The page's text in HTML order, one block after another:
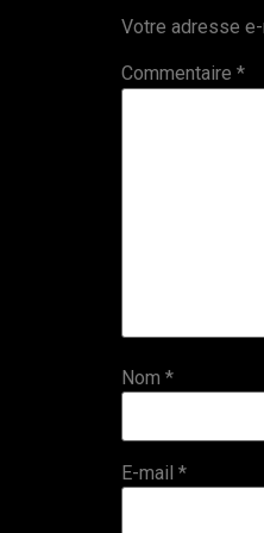
Votre adresse
Commentaire *
Nom *
E-mail *